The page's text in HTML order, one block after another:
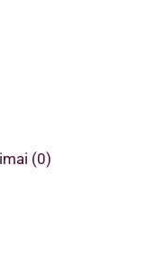
(0)